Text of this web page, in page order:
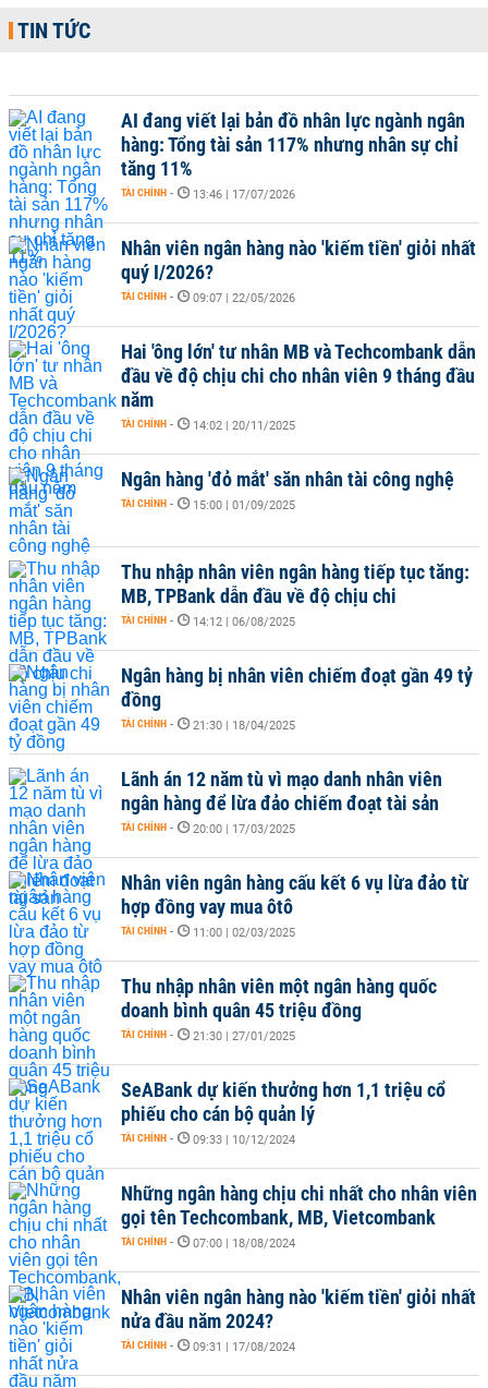
TIN TỨC
AI đang viết lại bản đồ nhân lực ngành ngân
hàng: Tổng tài sản 117% nhưng nhân sự chỉ
tăng 11%
TÀI CHÍNH - 13:46 | 17/07/2026
Nhân viên ngân hàng nào 'kiếm tiền' giỏi nhất
quý I/2026?
TÀI CHÍNH - 09:07 | 22/05/2026
Hai 'ông lớn' tư nhân MB và Techcombank dẫn
đầu về độ chịu chi cho nhân viên 9 tháng đầu
năm
TÀI CHÍNH - 14:02 | 20/11/2025
Ngân hàng 'đỏ mắt' săn nhân tài công nghệ
TÀI CHÍNH - 15:00 | 01/09/2025
Thu nhập nhân viên ngân hàng tiếp tục tăng:
MB, TPBank dẫn đầu về độ chịu chi
TÀI CHÍNH - 14:12 | 06/08/2025
Ngân hàng bị nhân viên chiếm đoạt gần 49 tỷ
đồng
TÀI CHÍNH - 21:30 | 18/04/2025
Lãnh án 12 năm tù vì mạo danh nhân viên
ngân hàng để lừa đảo chiếm đoạt tài sản
TÀI CHÍNH - 20:00 | 17/03/2025
Nhân viên ngân hàng cấu kết 6 vụ lừa đảo từ
hợp đồng vay mua ôtô
TÀI CHÍNH - 11:00 | 02/03/2025
Thu nhập nhân viên một ngân hàng quốc
doanh bình quân 45 triệu đồng
TÀI CHÍNH - 21:30 | 27/01/2025
SeABank dự kiến thưởng hơn 1,1 triệu cổ
phiếu cho cán bộ quản lý
TÀI CHÍNH - 09:33 | 10/12/2024
Những ngân hàng chịu chi nhất cho nhân viên
gọi tên Techcombank, MB, Vietcombank
TÀI CHÍNH - 07:00 | 18/08/2024
Nhân viên ngân hàng nào 'kiếm tiền' giỏi nhất
nửa đầu năm 2024?
TÀI CHÍNH - 09:31 | 17/08/2024